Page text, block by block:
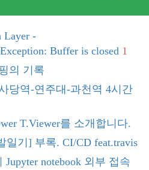
Layer -
Buffer is closed 1
의 기록
당역-연주대-과천역 4시간
T.Viewer를 소개합니다.
일기] 부록. CI/CD feat.travis
Jupyter notebook 외부 접속